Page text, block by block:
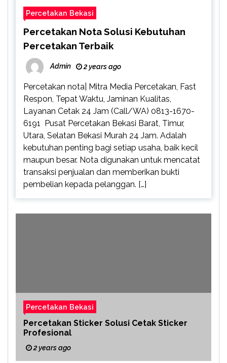
Percetakan Bekasi
Percetakan Nota Solusi Kebutuhan
Percetakan Terbaik
Admin 2 years ago
Percetakan nota| Mitra Media Percetakan, Fast
Respon, Tepat Waktu, Jaminan Kualitas,
Layanan Cetak 24 Jam (Call/WA) 0813-1670-
6191 Pusat Percetakan Bekasi Barat, Timur,
Utara, Selatan Bekasi Murah 24 Jam. Adalah
kebutuhan penting bagi setiap usaha, baik kecil
maupun besar. Nota digunakan untuk mencatat
transaksi penjualan dan memberikan bukti
pembelian kepada pelanggan. […]
Percetakan Bekasi
Percetakan Sticker Solusi Cetak Sticker
Profesional
2 years ago